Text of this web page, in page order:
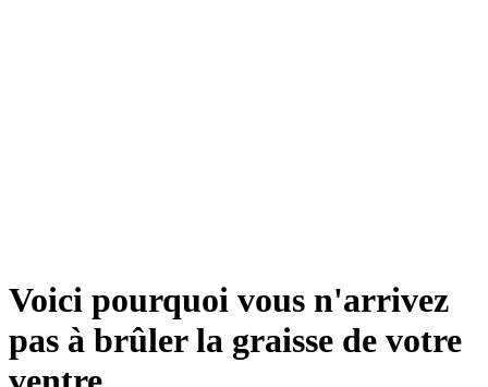
Voici pourquoi vous n'arrivez
pas à brûler la graisse de votre